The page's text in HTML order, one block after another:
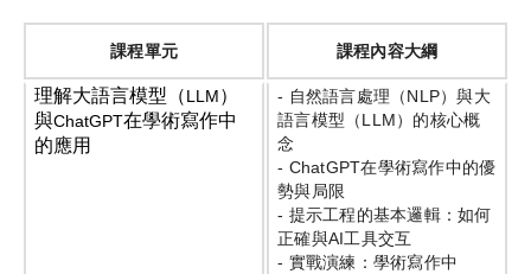
課程單元 課程內容大綱
理解大語言模型（LLM）
與ChatGPT在學術寫作中
的應用
- 自然語言處理（NLP）與大
語言模型（LLM）的核心概
念
- ChatGPT在學術寫作中的優
勢與局限
- 提示工程的基本邏輯：如何
正確與AI工具交互
- 實戰演練：學術寫作中